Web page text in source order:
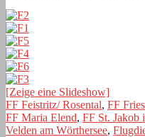
[Zeige eine Slideshow]
FF Feistritz/ Rosental, FF
FF Maria Elend, FF St. Jakob
Velden am Wörthersee,